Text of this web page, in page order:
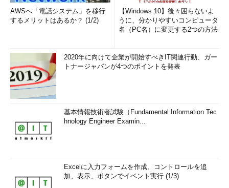
AWSへ「電話システム」を移行
するメリットはあるか？ (1/2)
【Windows 10】後々困らないよ
うに、分かりやすいコンピュータ
名（PC名）に変更する2つの方法
2020年に向けて企業が開始すべきIT関連行動、ガー
トナージャパンが4つのポイントを発表
基本情報技術者試験（Fundamental Information Tec
hnology Engineer Examin...
Excelに入力フォームを作成、コントロールを追
加、表示、ボタンでイベント実行 (1/3)